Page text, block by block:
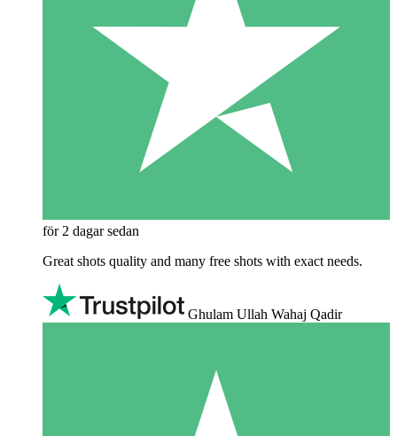
för 2 dagar sedan
Great shots quality and many free shots with exact needs.
Ghulam Ullah Wahaj Qadir